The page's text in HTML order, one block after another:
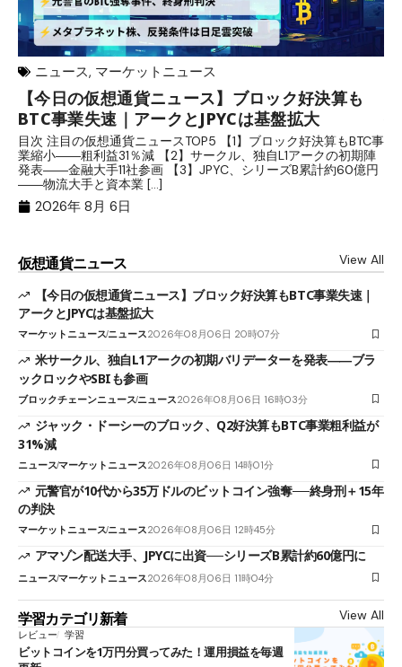
ニュース, マーケットニュース
【今日の仮想通貨ニュース】ブロック好決算も
BTC事業失速｜アークとJPYCは基盤拡大
目次 注目の仮想通貨ニュースTOP5 【1】ブロック好決算もBTC事
業縮小――粗利益31％減 【2】サークル、独自L1アークの初期陣
発表――金融大手11社参画 【3】JPYC、シリーズB累計約60億円
――物流大手と資本業 […]
2026年 8月 6日
仮想通貨ニュース View All
【今日の仮想通貨ニュース】ブロック好決算もBTC事業失速｜
アークとJPYCは基盤拡大
マーケットニュースニュース2026年08月06日 20時07分
米サークル、独自L1アークの初期バリデーターを発表――ブラ
ックロックやSBIも参画
ブロックチェーンニュースニュース2026年08月06日 16時03分
ジャック・ドーシーのブロック、Q2好決算もBTC事業粗利益が
31%減
ニュースマーケットニュース2026年08月06日 14時01分
元警官が10代から35万ドルのビットコイン強奪──終身刑＋15年
の判決
マーケットニュースニュース2026年08月06日 12時45分
アマゾン配送大手、JPYCに出資──シリーズB累計約60億円に
ニュースマーケットニュース2026年08月06日 11時04分
学習カテゴリ新着 View All
レビュー 学習
ビットコインを1万円分買ってみた！運用損益を毎週